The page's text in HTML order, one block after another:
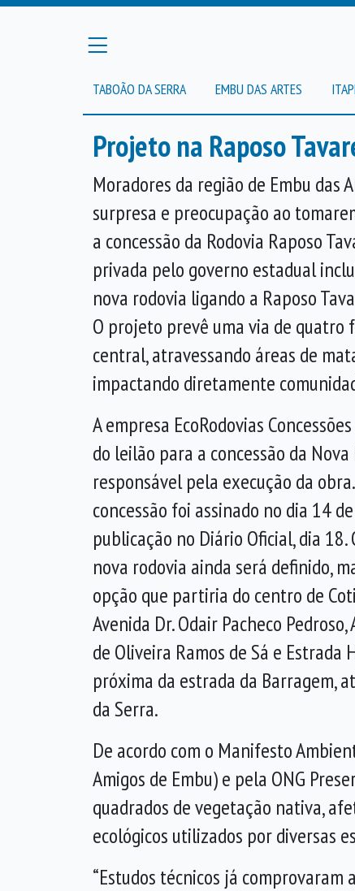
TABOÃO DA SERRA EMBU DAS ARTES
Projeto na Raposo
Moradores da região de Embu das
surpresa e preocupação ao
a concessão da Rodovia Raposo
privada pelo governo estadual
nova rodovia ligando a Raposo
O projeto prevê uma via de quatro
central, atravessando áreas de
impactando diretamente
A empresa EcoRodovias
do leilão para a concessão da Nova
responsável pela execução da
concessão foi assinado no dia 14
publicação no Diário Oficial, dia
nova rodovia ainda será definido,
opção que partiria do centro de
Avenida Dr. Odair Pacheco
de Oliveira Ramos de Sá e
próxima da estrada da Barragem,
da Serra.
De acordo com o Manifesto
Amigos de Embu) e pela ONG
quadrados de vegetação nativa,
ecológicos utilizados por diversas
“Estudos técnicos já comprovaram